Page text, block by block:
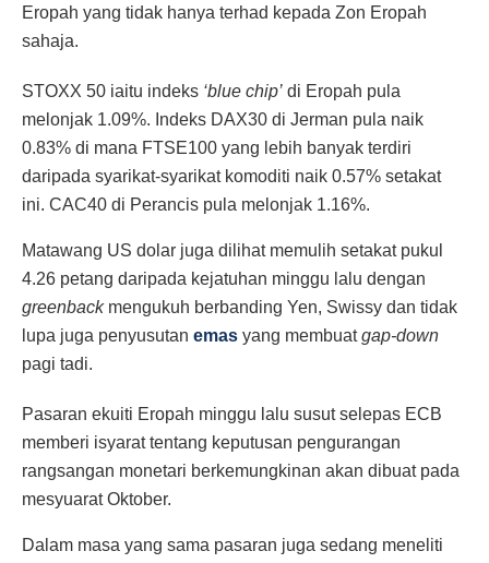
Eropah yang tidak hanya terhad kepada Zon Eropah
sahaja.
STOXX 50 iaitu indeks ‘blue chip’ di Eropah pula
melonjak 1.09%. Indeks DAX30 di Jerman pula naik
0.83% di mana FTSE100 yang lebih banyak terdiri
daripada syarikat-syarikat komoditi naik 0.57% setakat
ini. CAC40 di Perancis pula melonjak 1.16%.
Matawang US dolar juga dilihat memulih setakat pukul
4.26 petang daripada kejatuhan minggu lalu dengan
greenbackmengukuh berbanding Yen, Swissy dan tidak
lupa juga penyusutan emas yang membuatgap-down
pagi tadi.
Pasaran ekuiti Eropah minggu lalu susut selepas ECB
memberi isyarat tentang keputusan pengurangan
rangsangan monetari berkemungkinan akan dibuat pada
mesyuarat Oktober.
Dalam masa yang sama pasaran juga sedang meneliti